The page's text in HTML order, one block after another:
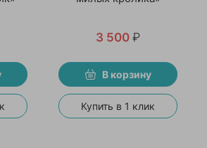
3 500 ₽
В корзину
Купить в 1 клик